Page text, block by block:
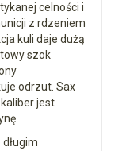
celności i
z rdzeniem
kuli daje dużą
szok
odrzut. Sax
jest